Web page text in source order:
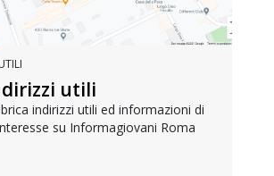
utili
indirizzi utili ed informazioni di
su Informagiovani Roma